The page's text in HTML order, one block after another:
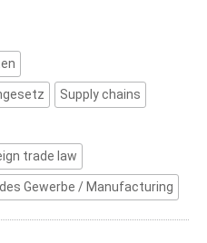
Supply chains
trade law
Gewerbe / Manufacturing